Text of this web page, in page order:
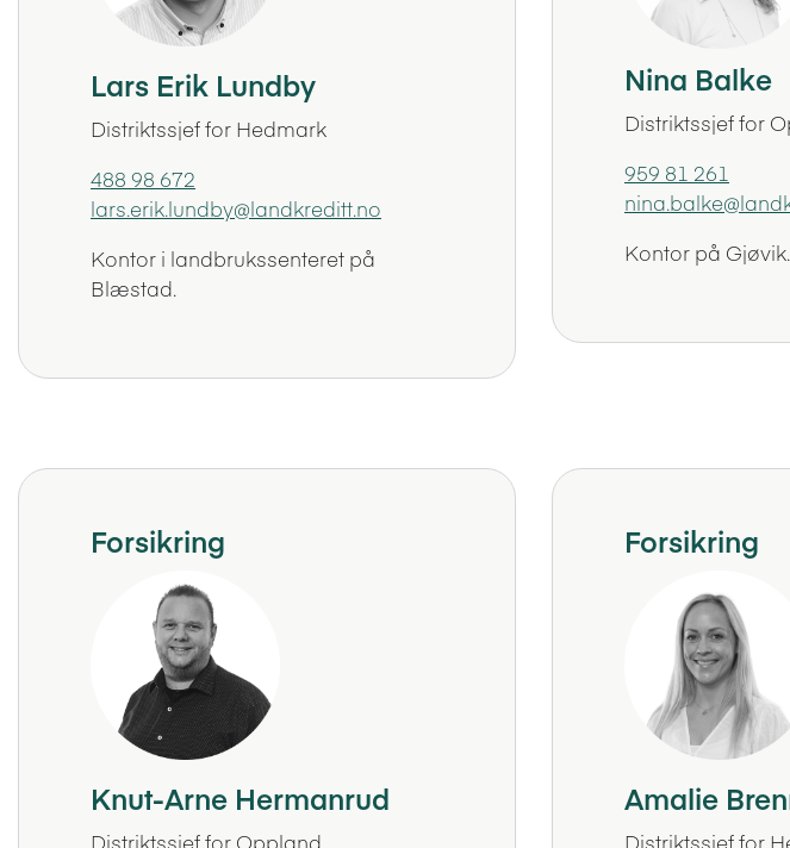
Lars Erik Lundby
Distriktssjef for Hedmark
488 98 672
lars.erik.lundby@landkreditt.no
Kontor i landbrukssenteret på
Blæstad.
Nina Balke
Distriktssjef for
959 81 261
Kontor på Gjøvik.
Forsikring
Knut-Arne Hermanrud
Distriktssjef for Oppland
Forsikring
Amalie
Distriktssjef for